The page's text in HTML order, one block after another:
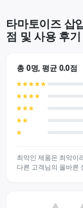
타마토이즈 삽
점 및 사용 후기
총 0명, 평균 0.0점
최악인 제품은 최악이
다른 고객님의 올바른